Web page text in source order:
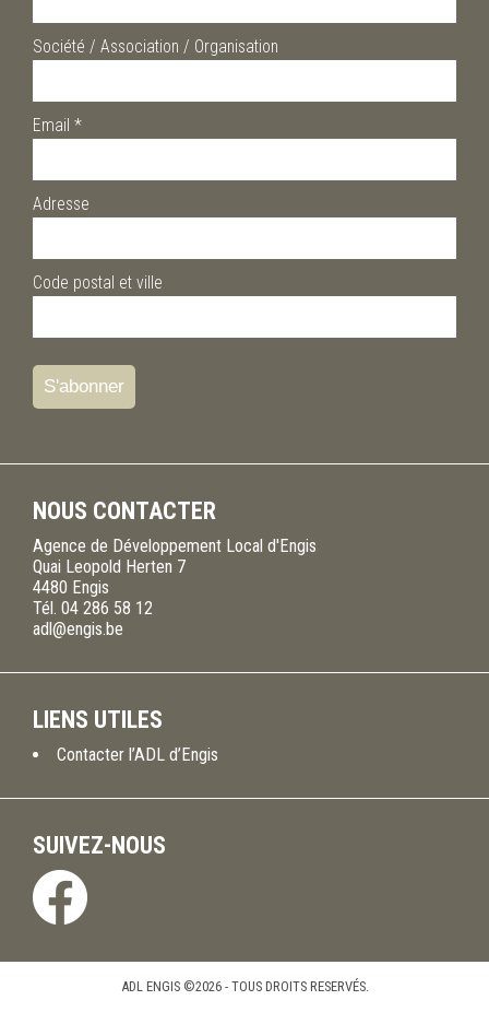
Société / Association / Organisation
Email *
Adresse
Code postal et ville
NOUS CONTACTER
Agence de Développement Local d'Engis
Quai Leopold Herten 7
4480 Engis
Tél. 04 286 58 12
adl@engis.be
LIENS UTILES
Contacter l’ADL d’Engis
SUIVEZ-NOUS
ADL ENGIS ©2026 - TOUS DROITS RESERVÉS.